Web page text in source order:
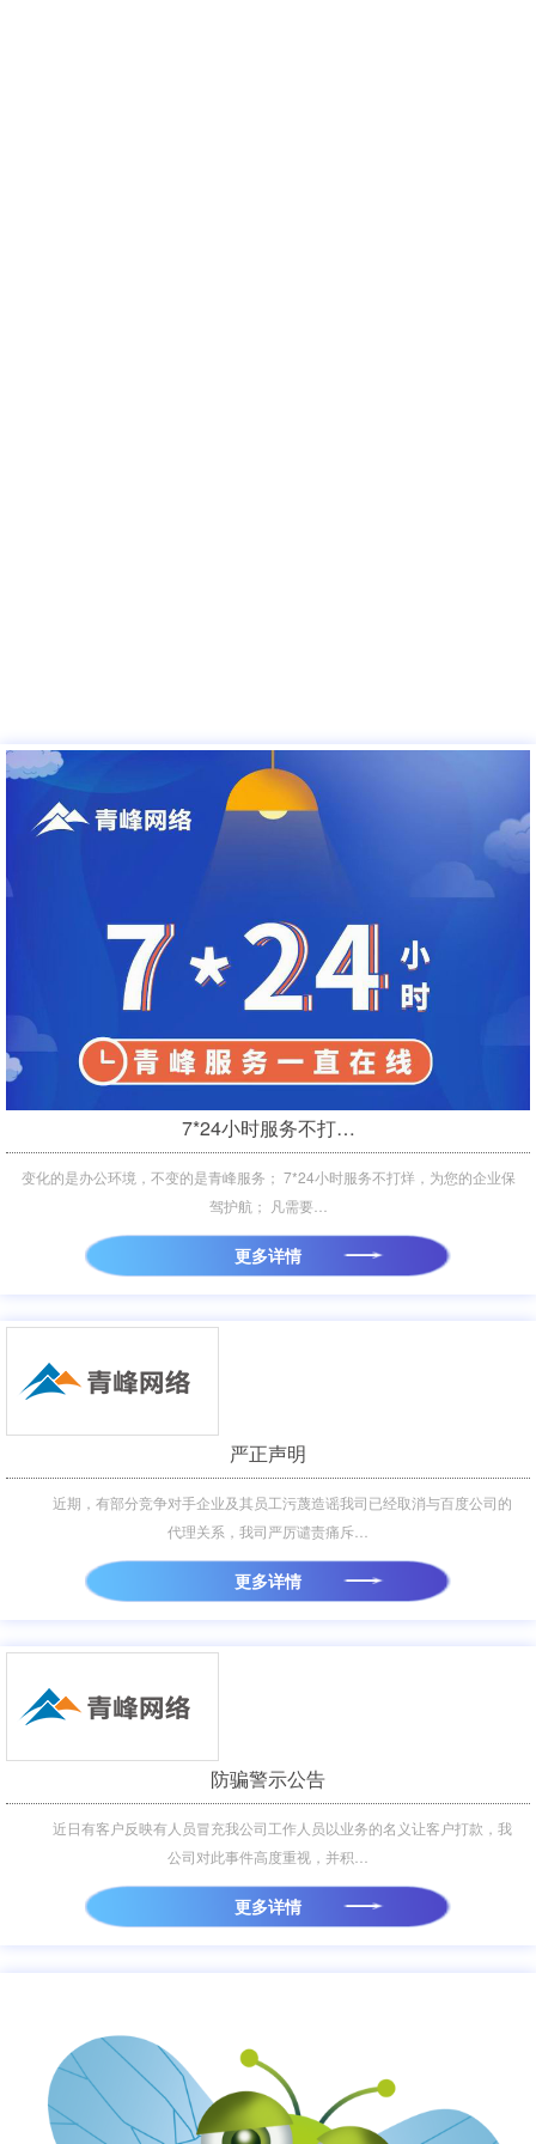
＜ ＞
7*24小时服务不打…
变化的是办公环境，不变的是青峰服务； 7*24小时服务不打烊，为您的企业保
驾护航； 凡需要…
更多详情
严正声明
近期，有部分竞争对手企业及其员工污蔑造谣我司已经取消与百度公司的
代理关系，我司严厉谴责痛斥…
更多详情
防骗警示公告
近日有客户反映有人员冒充我公司工作人员以业务的名义让客户打款，我
公司对此事件高度重视，并积…
更多详情